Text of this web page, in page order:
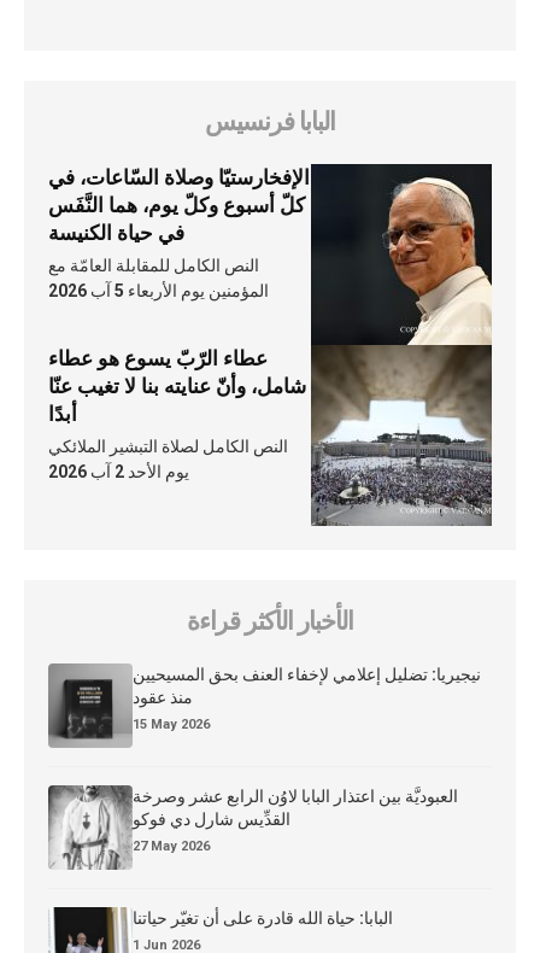
البابا فرنسيس
الإفخارستيّا وصلاة السّاعات، في
كلّ أسبوع وكلّ يوم، هما النَّفَس
في حياة الكنيسة
النص الكامل للمقابلة العامّة مع
المؤمنين يوم الأربعاء 5 آب 2026
عطاء الرّبّ يسوع هو عطاء
شامل، وأنّ عنايته بنا لا تغيب عنّا
أبدًا
النص الكامل لصلاة التبشير الملائكي
يوم الأحد 2 آب 2026
الأخبار الأكثر قراءة
نيجيريا: تضليل إعلامي لإخفاء العنف بحق المسيحيين
منذ عقود
15 May 2026
العبوديَّة بين اعتذار البابا لاوُن الرابع عشر وصرخة
القدِّيس شارل دي فوكو
27 May 2026
البابا: حياة الله قادرة على أن تغيّر حياتنا
1 Jun 2026